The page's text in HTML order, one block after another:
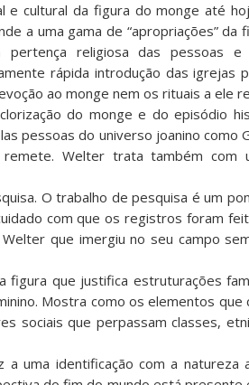
e cultural da figura do monge até
a uma gama de “apropriações” da
pertença religiosa das pessoas
rápida introdução das igrejas
ao monge nem os rituais a ele
do monge e do episódio
pessoas do universo joanino como
Welter trata também com
O trabalho de pesquisa é um
com que os registros foram
que imergiu no seu campo
figura que justifica estruturações
Mostra como os elementos que
sociais que perpassam classes,
a uma identificação com a natureza